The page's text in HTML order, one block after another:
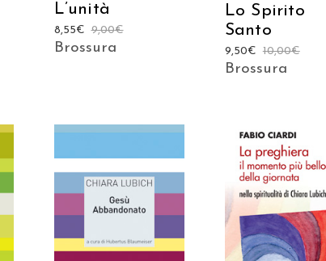
L’unità
9,00€
8,55€
Brossura
Lo Spirito
Santo
10,00€
9,50€
Brossura
AGGIUNGI AL AGGIUNGI AL
CARRELLO